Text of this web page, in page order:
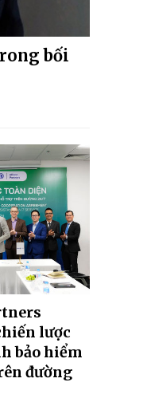
bối
lược
bảo hiểm
đường